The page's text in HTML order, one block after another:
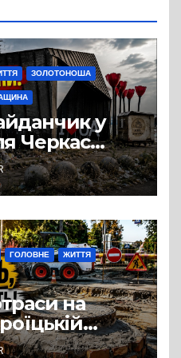
ЗОЛОТОНОША
у
Черкас
на занедбане
ГОЛОВНЕ ЖИТТЯ
на
із